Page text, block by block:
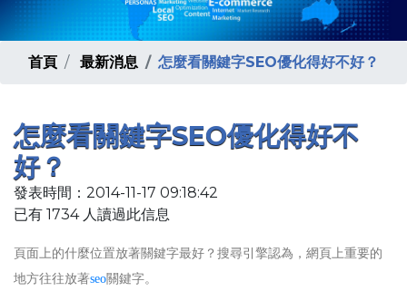
首頁 最新消息 怎麼看關鍵字SEO優化得好不好？
怎麼看關鍵字SEO優化得好不
好？
發表時間：2014-11-17 09:18:42
已有 1734 人讀過此信息
頁面上的什麼位置放著關鍵字最好？搜尋引擎認為，網頁上重要的
地方往往放著seo關鍵字。